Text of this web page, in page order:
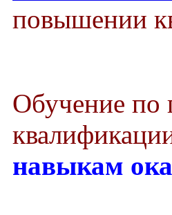
повышении
Обучение по
навыкам